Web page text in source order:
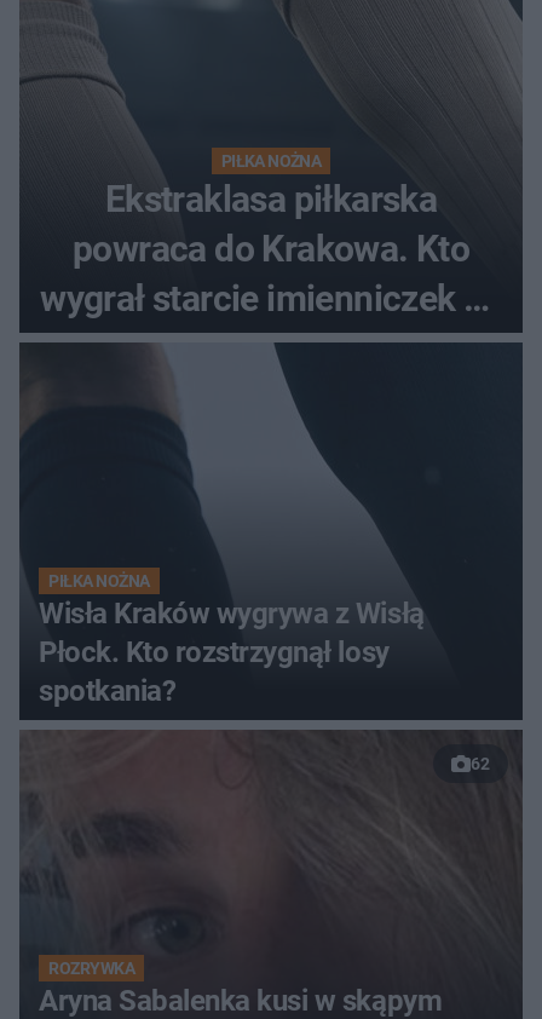
PIŁKA NOŻNA
Ekstraklasa piłkarska
powraca do Krakowa. Kto
wygrał starcie imienniczek na
pełnym stadionie
PIŁKA NOŻNA
Wisła Kraków wygrywa z Wisłą
Płock. Kto rozstrzygnął losy
spotkania?
62
ROZRYWKA
Aryna Sabalenka kusi w skąpym